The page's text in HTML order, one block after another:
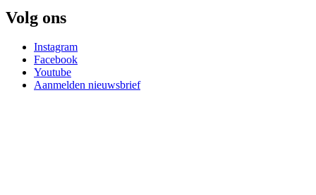
Volg ons
Instagram
Facebook
Youtube
Aanmelden nieuwsbrief